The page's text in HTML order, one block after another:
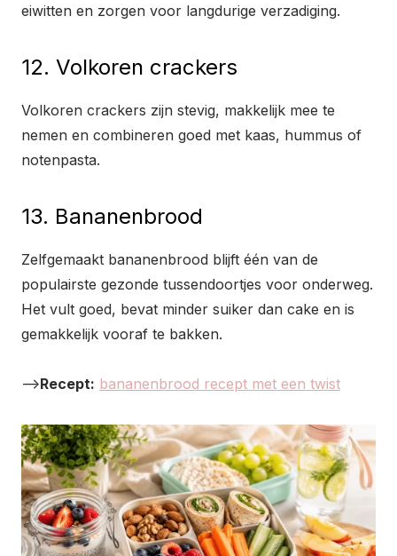
eiwitten en zorgen voor langdurige verzadiging.
12. Volkoren crackers
Volkoren crackers zijn stevig, makkelijk mee te
nemen en combineren goed met kaas, hummus of
notenpasta.
13. Bananenbrood
Zelfgemaakt bananenbrood blijft één van de
populairste gezonde tussendoortjes voor onderweg.
Het vult goed, bevat minder suiker dan cake en is
gemakkelijk vooraf te bakken.
–>Recept: bananenbrood recept met een twist